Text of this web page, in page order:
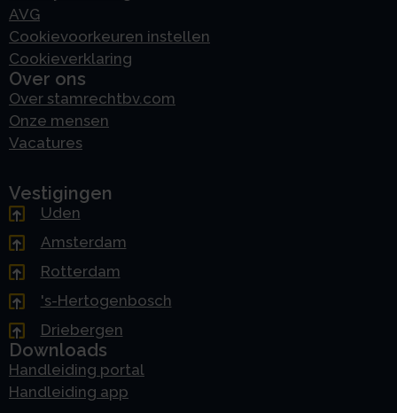
AVG
Cookievoorkeuren instellen
Cookieverklaring
Over ons
Over stamrechtbv.com
Onze mensen
Vacatures
Vestigingen
Uden
Amsterdam
Rotterdam
's-Hertogenbosch
Driebergen
Downloads
Handleiding portal
Handleiding app